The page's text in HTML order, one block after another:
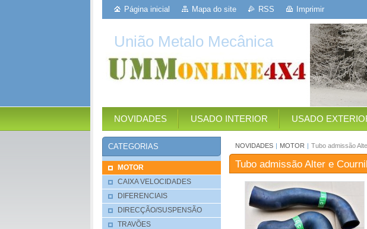
Página inicial Mapa do site RSS Imprimir
União Metalo Mecânica
NOVIDADES USADO INTERIOR USADO
NOVIDADES | MOTOR | Tubo admissão
Tubo admissão Alter e Cournil
CATEGORIAS
MOTOR
CAIXA VELOCIDADES
DIFERENCIAIS
DIRECÇÃO/SUSPENSÃO
TRAVÕES